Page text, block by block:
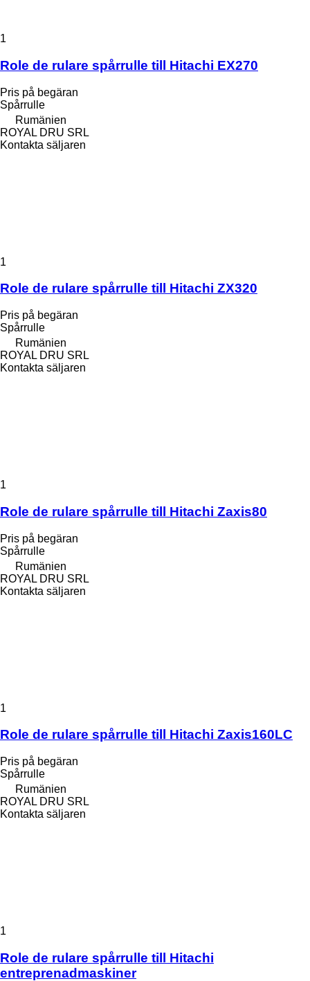
1
Role de rulare spårrulle till Hitachi EX270
Pris på begäran
Spårrulle
Rumänien
ROYAL DRU SRL
Kontakta säljaren
1
Role de rulare spårrulle till Hitachi ZX320
Pris på begäran
Spårrulle
Rumänien
ROYAL DRU SRL
Kontakta säljaren
1
Role de rulare spårrulle till Hitachi Zaxis80
Pris på begäran
Spårrulle
Rumänien
ROYAL DRU SRL
Kontakta säljaren
1
Role de rulare spårrulle till Hitachi Zaxis160LC
Pris på begäran
Spårrulle
Rumänien
ROYAL DRU SRL
Kontakta säljaren
1
Role de rulare spårrulle till Hitachi
entreprenadmaskiner